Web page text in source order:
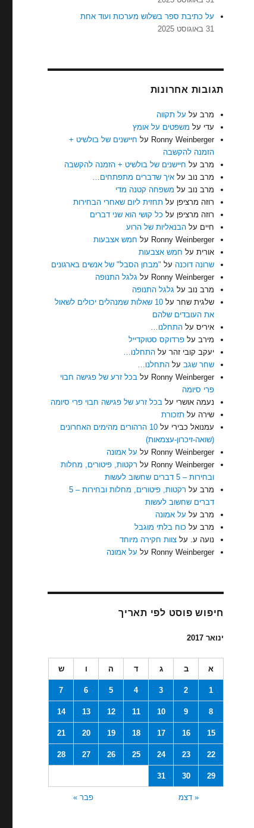
על כתיבת ספר בשלוש מערכות ועוד אחת
31 באוגוסט 2025
תגובות אחרונות
מרב על על תקווה
עדי על משפטים על אומץ
Ronny Weinberger על חיישנים של בולשיט +
הזמנה להקשבה
מרב על חיישנים של בולשיט + הזמנה להקשבה
מרב נוב עלאיך שדברים מתפתחים…
מרב נוב על משפחה קטנה מדי
רוזה מרציפן על תחזית ליום שאחרי הבחירות
רוזה מרציפן על כל קושי הוא שני דברים
חיים עלהבנאליות של הרוע
Ronny Weinberger על חמש אצבעות
אורית על חמש אצבעות
שרונה דוכנה על "מבחן הסבל" של אנשים בארגונים
Ronny Weinberger על גלגל התנופה
מרב נוב על גלגל התנופה
שלגית שחר על
10 שאלות שמנהלים יכולים לשאול
את העובדים שלהם
איריס עלהתחלנו…
מירב עלפרדוקס סטוקדייל
יעקב קובי זהר עלהתחלנו…
שחר שגב עלהתחלנו…
Ronny Weinberger עלבכל זרע של פגישה חבוי
פרי סיומה
נעמה אושרי עלבכל זרע של פגישה חבוי פרי סיומה
שירה על תזכורת
עמנואל כבירי על
10 הרהורים מהימים האחרונים
(שואה-זיכרון-עצמאות)
Ronny Weinberger על על אמונה
Ronny Weinberger על רקטות, פיטורים, מחלות
ובחירות – 5 דברים שחשוב לעשות
מרב על
רקטות, פיטורים, מחלות ובחירות – 5
דברים שחשוב לעשות
מרב על על אמונה
מרב על כוח בלתי מוגבל
נועה ע. עלצוות חקירה מיוחד
Ronny Weinberger על על אמונה
חיפוש פוסט לפי תאריך
ינואר 2017
א ב ג ד ה ו ש
1
2
3
4
5
6
7
8
9
10
11
12
13
14
15
16
17
18
19
20
21
22
23
24
25
26
27
28
29
30
31
« דצמ פבר »